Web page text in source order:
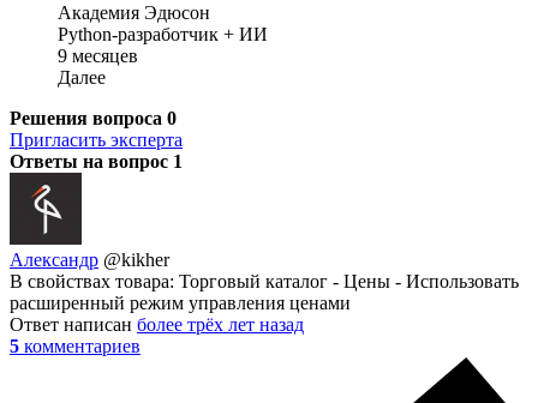
Академия Эдюсон
Python-разработчик + ИИ
9 месяцев
Далее
Решения вопроса 0
Пригласить эксперта
Ответы на вопрос 1
Александр @kikher
В свойствах товара: Торговый каталог - Цены - Использовать
расширенный режим управления ценами
Ответ написан более трёх лет назад
5 комментариев